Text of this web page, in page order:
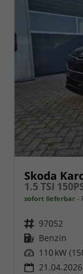
Skoda
sofort lieferbar
Fahrzeugnr. 97052
Kraftstoff Benzin
Leistung 110 kW
21.04.2026